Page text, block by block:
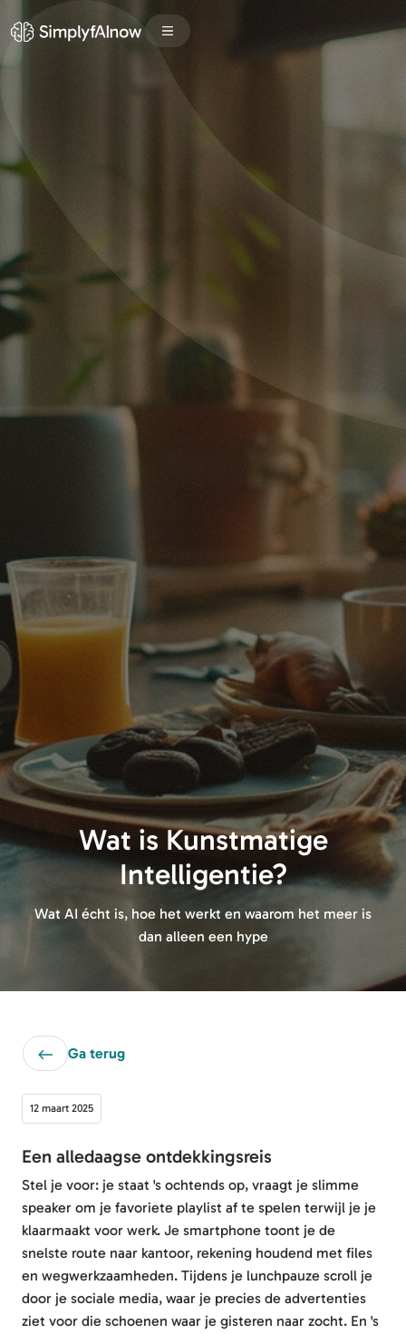
Wat is Kunstmatige
Intelligentie?
Wat AI écht is, hoe het werkt en waarom het meer is
dan alleen een hype
Ga terug
12 maart 2025
Een alledaagse ontdekkingsreis
Stel je voor: je staat 's ochtends op, vraagt je slimme
speaker om je favoriete playlist af te spelen terwijl je je
klaarmaakt voor werk. Je smartphone toont je de
snelste route naar kantoor, rekening houdend met files
en wegwerkzaamheden. Tijdens je lunchpauze scroll je
door je sociale media, waar je precies de advertenties
ziet voor die schoenen waar je gisteren naar zocht. En 's